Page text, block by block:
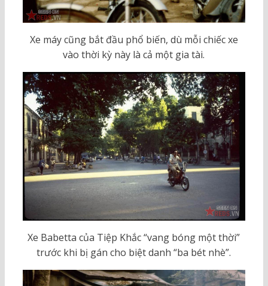
Xe máy cũng bắt đầu phổ biến, dù mỗi chiếc xe
vào thời kỳ này là cả một gia tài.
Xe Babetta của Tiệp Khắc “vang bóng một thời”
trước khi bị gán cho biệt danh “ba bét nhè”.